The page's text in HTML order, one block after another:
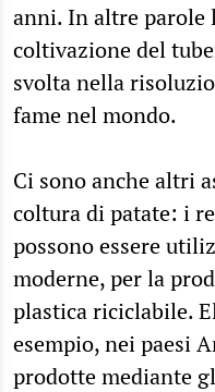
anni. In altre parole
coltivazione del
svolta nella
fame nel mondo.
Ci sono anche altri
coltura di patate: i
possono essere
moderne, per la
plastica riciclabile.
esempio, nei paesi
prodotte mediante